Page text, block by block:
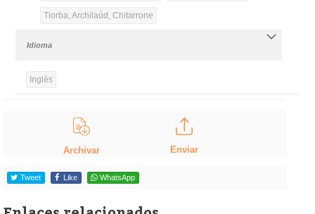
Tiorba, Archilaúd, Chitarrone
Idioma
Inglés
Archivar Enviar
Tweet Like WhatsApp